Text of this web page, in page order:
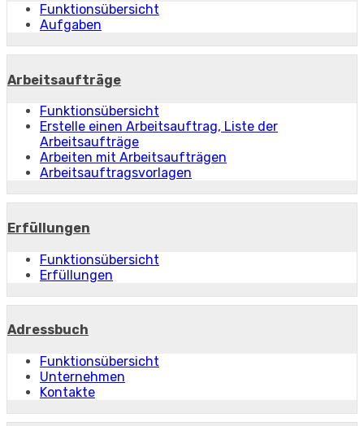
Funktionsübersicht
Aufgaben
Arbeitsaufträge
Funktionsübersicht
Erstelle einen Arbeitsauftrag, Liste der
Arbeitsaufträge
Arbeiten mit Arbeitsaufträgen
Arbeitsauftragsvorlagen
Erfüllungen
Funktionsübersicht
Erfüllungen
Adressbuch
Funktionsübersicht
Unternehmen
Kontakte